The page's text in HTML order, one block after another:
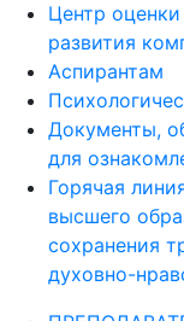
Центр
развития
Аспирантам
Документы,
для
Горячая
высшего
сохранения
духовно-